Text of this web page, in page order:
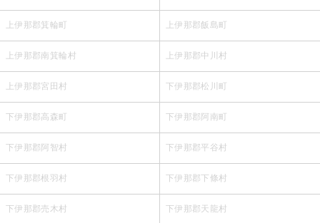
上伊那郡箕輪町 上伊那郡飯島町
上伊那郡南箕輪村 上伊那郡中川村
上伊那郡宮田村 下伊那郡松川町
下伊那郡高森町 下伊那郡阿南町
下伊那郡阿智村 下伊那郡平谷村
下伊那郡根羽村 下伊那郡下條村
下伊那郡売木村 下伊那郡天龍村